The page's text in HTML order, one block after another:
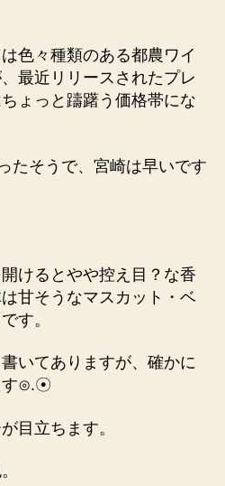
色々種類のある都農ワイ
最近リリースされたプレ
ょっと躊躇う価格帯にな
たそうで、宮崎は早いです
けるとやや控え目？な香
甘そうなマスカット・ベ
す。
いてありますが、確かに
す⊙⁠.⁠☉
目立ちます。